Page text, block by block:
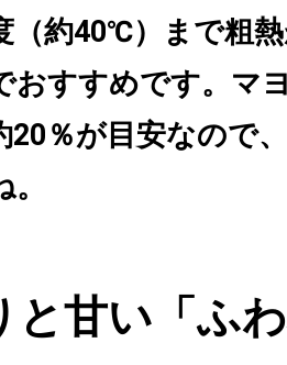
（約40℃）まで粗
おすすめです。マ
20％が目安なので
と甘い「ふ